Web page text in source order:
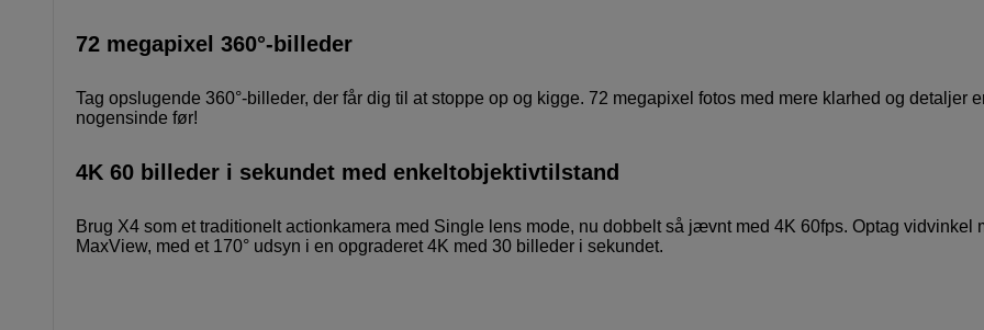
72 megapixel 360°-billeder
Tag opslugende 360°-billeder, der får dig til at stoppe op og kigge. 72 megapixel fotos med mere klarhed og detaljer
nogensinde før!
4K 60 billeder i sekundet med enkeltobjektivtilstand
Brug X4 som et traditionelt actionkamera med Single lens mode, nu dobbelt så jævnt med 4K 60fps. Optag vidvinkel
MaxView, med et 170° udsyn i en opgraderet 4K med 30 billeder i sekundet.